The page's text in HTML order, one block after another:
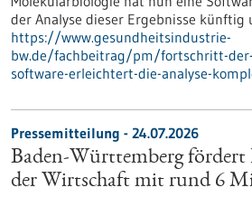
der Analyse dieser Ergebnisse künftig
https://www.gesundheitsindustrie-
bw.de/fachbeitrag/pm/fortschritt-
software-erleichtert-die-analyse-
Pressemitteilung - 24.07.2026
Baden-Württemberg
der Wirtschaft mit rund 6